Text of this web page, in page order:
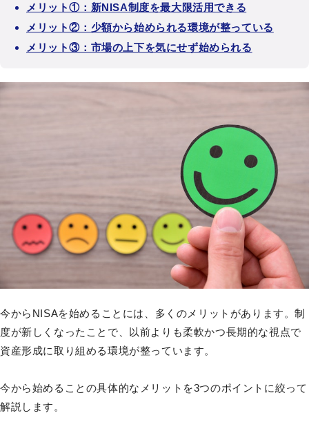
メリット①：新NISA制度を最大限活用できる
メリット②：少額から始められる環境が整っている
メリット③：市場の上下を気にせず始められる
今からNISAを始めることには、多くのメリットがあります。制
度が新しくなったことで、以前よりも柔軟かつ長期的な視点で
資産形成に取り組める環境が整っています。
今から始めることの具体的なメリットを3つのポイントに絞って
解説します。